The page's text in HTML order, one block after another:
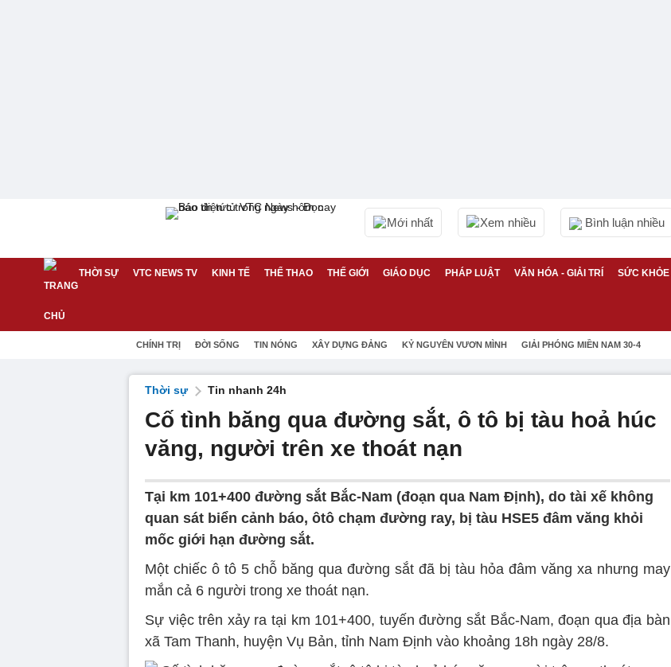
Mới nhất Xem nhiều Bình luận nhiều
THỜI SỰ VTC NEWS TV KINH TẾ THỂ THAO THẾ GIỚI GIÁO DỤC PHÁP LUẬT VĂN HÓA - GIẢI TRÍ SỨC KHỎE
CHÍNH TRỊ ĐỜI SỐNG TIN NÓNG XÂY DỰNG ĐẢNG KỶ NGUYÊN VƯƠN MÌNH GIẢI PHÓNG MIỀN NAM 30-4
Thời sự Tin nhanh 24h
Cố tình băng qua đường sắt, ô tô bị tàu hoả húc
văng, người trên xe thoát nạn
Tại km 101+400 đường sắt Bắc-Nam (đoạn qua Nam Định), do tài xế không
quan sát biển cảnh báo, ôtô chạm đường ray, bị tàu HSE5 đâm văng khỏi
mốc giới hạn đường sắt.
Một chiếc ô tô 5 chỗ băng qua đường sắt đã bị tàu hỏa đâm văng xa nhưng may
mắn cả 6 người trong xe thoát nạn.
Sự việc trên xảy ra tại km 101+400, tuyến đường sắt Bắc-Nam, đoạn qua địa bàn
xã Tam Thanh, huyện Vụ Bản, tỉnh Nam Định vào khoảng 18h ngày 28/8.